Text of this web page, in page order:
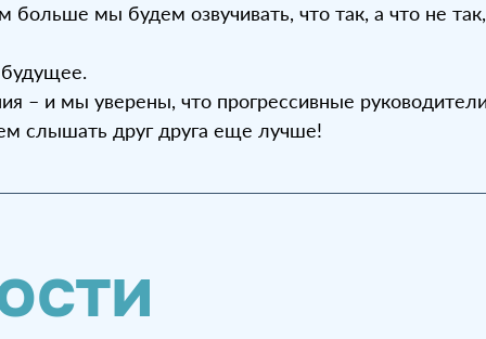
мы будем озвучивать, что так, а что не
– и мы уверены, что прогрессивные
слышать друг друга еще лучше!